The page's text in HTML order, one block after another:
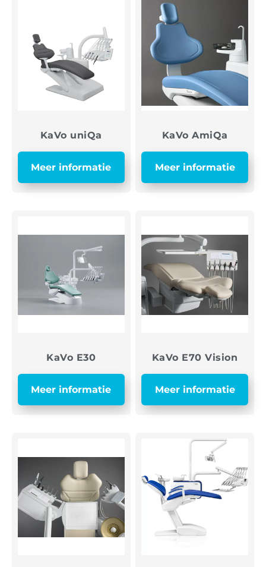
KaVo uniQa
Meer informatie
KaVo AmiQa
Meer informatie
KaVo E30
Meer informatie
KaVo E70 Vision
Meer informatie